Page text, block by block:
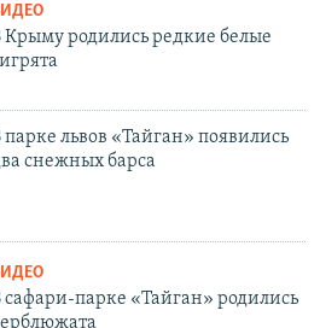
Крыму родились редкие белые
парке львов «Тайган» появились
снежных барса
сафари-парке «Тайган» родились